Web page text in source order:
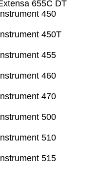
655C DT
450
450T
455
460
470
500
510
515